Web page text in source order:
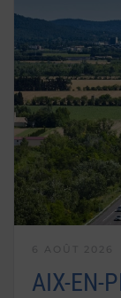
AIX-EN-